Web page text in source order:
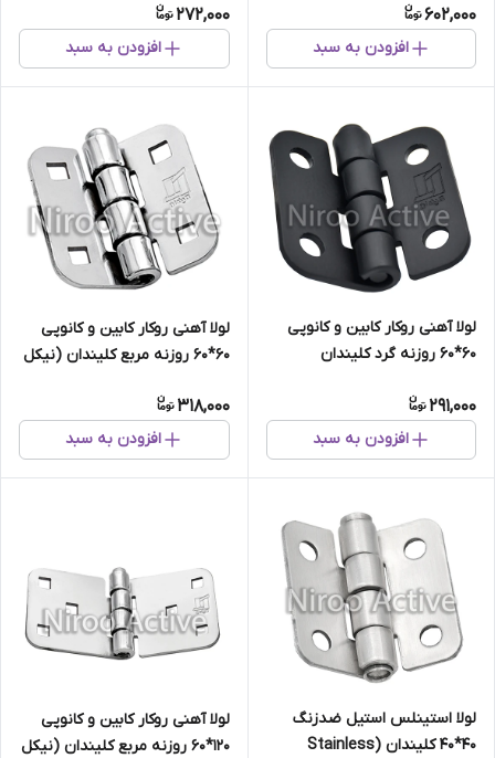
602,000
افزودن به سبد
272,000
افزودن به سبد
لولا آهنی روکار کابین و کانوپی
۶۰*۶۰ روزنه گرد کلیندان
291,000
افزودن به سبد
لولا آهنی روکار کابین و کانوپی
۶۰*۶۰ روزنه مربع کلیندان (نیکل
318,000
افزودن به سبد
لولا استینلس استیل ضدزنگ
40*40 کلیندان (Stainless
لولا آهنی روکار کابین و کانوپی
۱۲۰*۶۰ روزنه مربع کلیندان (نیکل